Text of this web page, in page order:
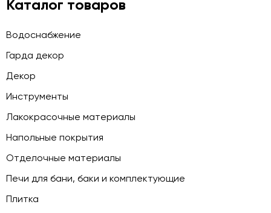
Каталог товаров
Водоснабжение
Гарда декор
Декор
Инструменты
Лакокрасочные материалы
Напольные покрытия
Отделочные материалы
Печи для бани, баки и комплектующие
Плитка